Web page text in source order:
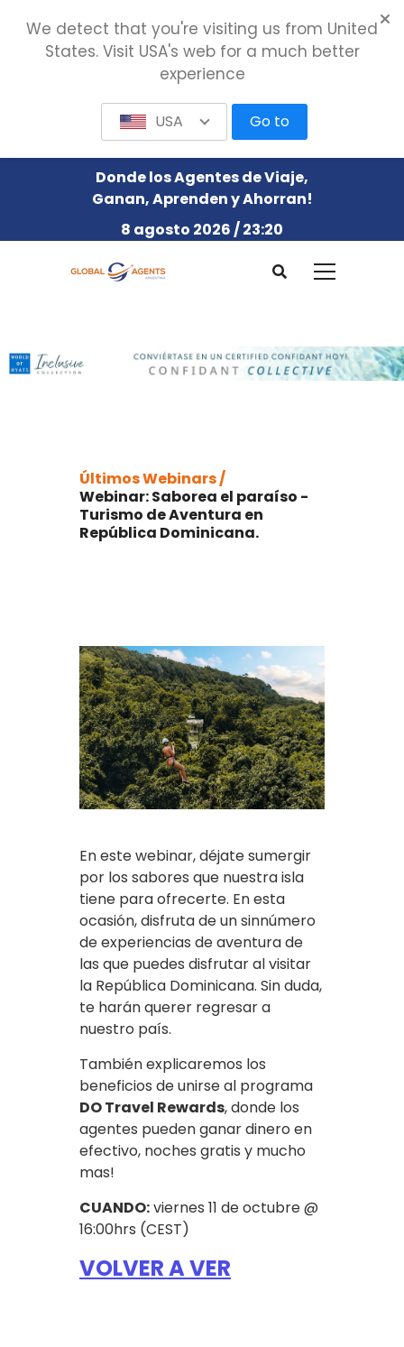
Donde los Agentes de Viaje,
Ganan, Aprenden y Ahorran!
8 agosto 2026 / 23:20
Últimos Webinars /
Webinar: Saborea el paraíso -
Turismo de Aventura en
República Dominicana.
En este webinar, déjate sumergir
por los sabores que nuestra isla
tiene para ofrecerte. En esta
ocasión, disfruta de un sinnúmero
de experiencias de aventura de
las que puedes disfrutar al visitar
la República Dominicana. Sin duda,
te harán querer regresar a
nuestro país.
También explicaremos los
beneficios de unirse al programa
DO Travel Rewards, donde los
agentes pueden ganar dinero en
efectivo, noches gratis y mucho
mas!
CUANDO:viernes 11 de octubre @
16:00hrs (CEST)
VOLVER A VER
We detect that you're visiting us from United
States. Visit USA's web for a much better
experience
USA Go to